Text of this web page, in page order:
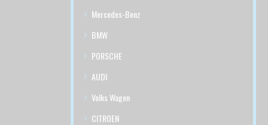
Mercedes-Benz
BMW
PORSCHE
AUDI
Volks Wagen
CITROEN